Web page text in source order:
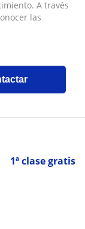
A través
las
1ª clase gratis